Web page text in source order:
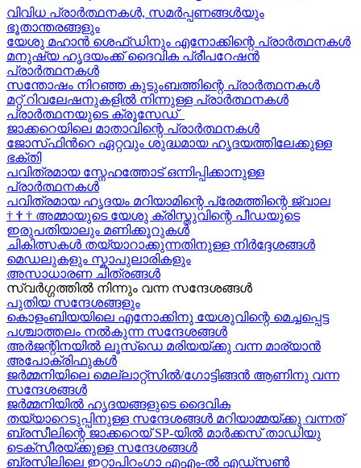
വിവിധ പ്രാർത്ഥനകൾ, സമർപ്പണങ്ങൾയും
ഭൂതാന്തരങ്ങളും
യേശു മഹാന്‍ ശെഫ്ഡിനും എനോക്കിന്റെ പ്രാർത്ഥനകള്‍
മനുഷ്യ ഹൃദയംക്ക് ദൈവിക പ്രീപറേഷൻ
പ്രാർത്ഥനകൾ
സന്തോഷം നിറഞ്ഞ കുടുംബത്തിന്റെ പ്രാർത്ഥനകള്‍
മറ്റ് റിവലേഷനുകളിൽ നിന്നുള്ള പ്രാർത്ഥനകൾ
പ്രാർത്ഥനയുടെ ക്രൂസേഡ്
ജാക്കറെയിലെ മാതാവിന്റെ പ്രാർത്ഥനകൾ
ജോസ്‌ഫിന്‍റെ ഏറ്റവും ശുദ്ധമായ ഹൃദയത്തിലേക്കുള്ള
ഭക്തി
പവിത്രമായ സ്നേഹത്തോട് ഒന്നിപ്പിക്കാനുള്ള
പ്രാർത്ഥനകള്‍
പവിത്രമായ ഹൃദയം മറിയാമിന്റെ പ്രേമത്തിന്റെ ജ്വാല
† † † അമ്മായുടെ യേശു ക്രിസ്തുവിന്റെ പീഡയുടെ
ഇരുപതിയാലും മണിക്കൂറുകള്‍
ചികിത്സകൾ തയ്യാറാക്കുന്നതിനുള്ള നിർദ്ദേശങ്ങൾ
മെഡലുകളും സ്കാപുലാരികളും
അസാധാരണ ചിത്രങ്ങൾ
സ്വര്‍ഗ്ഗത്തിൽ നിന്നും വന്ന സന്ദേശങ്ങള്‍
പുതിയ സന്ദേശങ്ങളും
കൊളംബിയയിലെ എനോക്കിനു യേശുവിന്റെ മെച്ചപ്പെട്ട
പശ്ചാത്തലം നൽകുന്ന സന്ദേശങ്ങള്‍
അർജന്റിനയിൽ ലൂസ്ഡെ മരിയയ്ക്കു വന്ന മാര്യാന്‍
അപോക്രിഫുകള്‍
ജർമ്മനിയിലെ മെല്ലാറ്റ്സിൽ/ഗോട്ടിങ്ങൻ ആണിനു വന്ന
സന്ദേശങ്ങൾ
ജർമ്മനിയിൽ ഹൃദയങ്ങളുടെ ദൈവിക
തയ്യാറെടുപ്പിനുള്ള സന്ദേശങ്ങൾ മറിയാമ്മയ്ക്കു വന്നത്
ബ്രസീലിന്റെ ജാക്കറെയ്‍ SP-യിൽ മാർക്കസ് താഡിയു
ടെക്സീരയ്ക്കുള്ള സന്ദേശങ്ങള്‍
ബ്രസിലിലെ ഇറ്റാപിറംഗാ എഎം-ൽ എഡ്സൺ